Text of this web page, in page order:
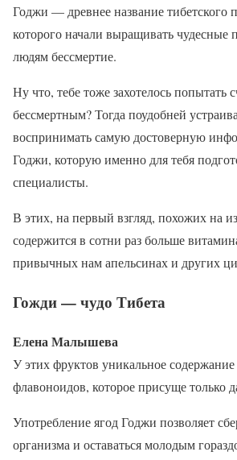
Годжи — древнее название тибетского
которого начали выращивать
людям бессмертие.
Ну что, тебе тоже захотелось попытать
бессмертным? Тогда поудобней
воспринимать самую достоверную
Годжи, которую именно для тебя
специалисты.
В этих, на первый взгляд, похожих на
содержится в сотни раз больше
привычных нам апельсинах и других
Гожди — чудо Тибета
Елена Малышева
У этих фруктов уникальное
флавоноидов, которое присуще только
Употребление ягод Годжи позволяет
организма и оставаться молодым